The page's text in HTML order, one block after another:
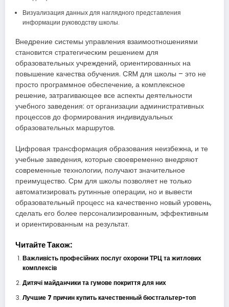
Визуализация данных для наглядного представления
информации руководству школы.
Внедрение системы управления взаимоотношениями
становится стратегическим решением для
образовательных учреждений, ориентированных на
повышение качества обучения. CRM для школы – это не
просто программное обеспечение, а комплексное
решение, затрагивающее все аспекты деятельности
учебного заведения: от организации административных
процессов до формирования индивидуальных
образовательных маршрутов.
Цифровая трансформация образования неизбежна, и те
учебные заведения, которые своевременно внедряют
современные технологии, получают значительное
преимущество. Срм для школы позволяет не только
автоматизировать рутинные операции, но и вывести
образовательный процесс на качественно новый уровень,
сделать его более персонализированным, эффективным
и ориентированным на результат.
Читайте Також:
Важливість професійних послуг охорони ТРЦ та житлових
комплексів
Дитячі майданчики та гумове покриття для них
Лучшие 7 причин купить качественный бюстгальтер-топ